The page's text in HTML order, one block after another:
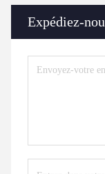
Expédiez-